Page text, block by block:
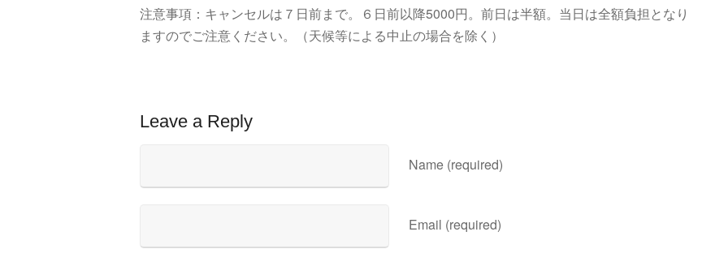
注意事項：キャンセルは７日前まで。６日前以降5000円。前日は半額。当日は全額負担となり
ますのでご注意ください。（天候等による中止の場合を除く）
Leave a Reply
Name (required)
Email (required)